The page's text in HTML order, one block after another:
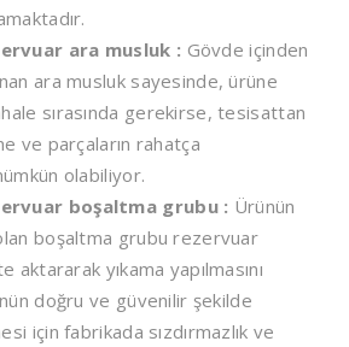
ara musluk : Gövde içinden
ara musluk sayesinde, ürüne
sırasında gerekirse, tesisattan
ve parçaların rahatça
olabiliyor.
boşaltma grubu : Ürünün
boşaltma grubu rezervuar
yıkama yapılmasını
doğru ve güvenilir şekilde
için fabrikada sızdırmazlık ve